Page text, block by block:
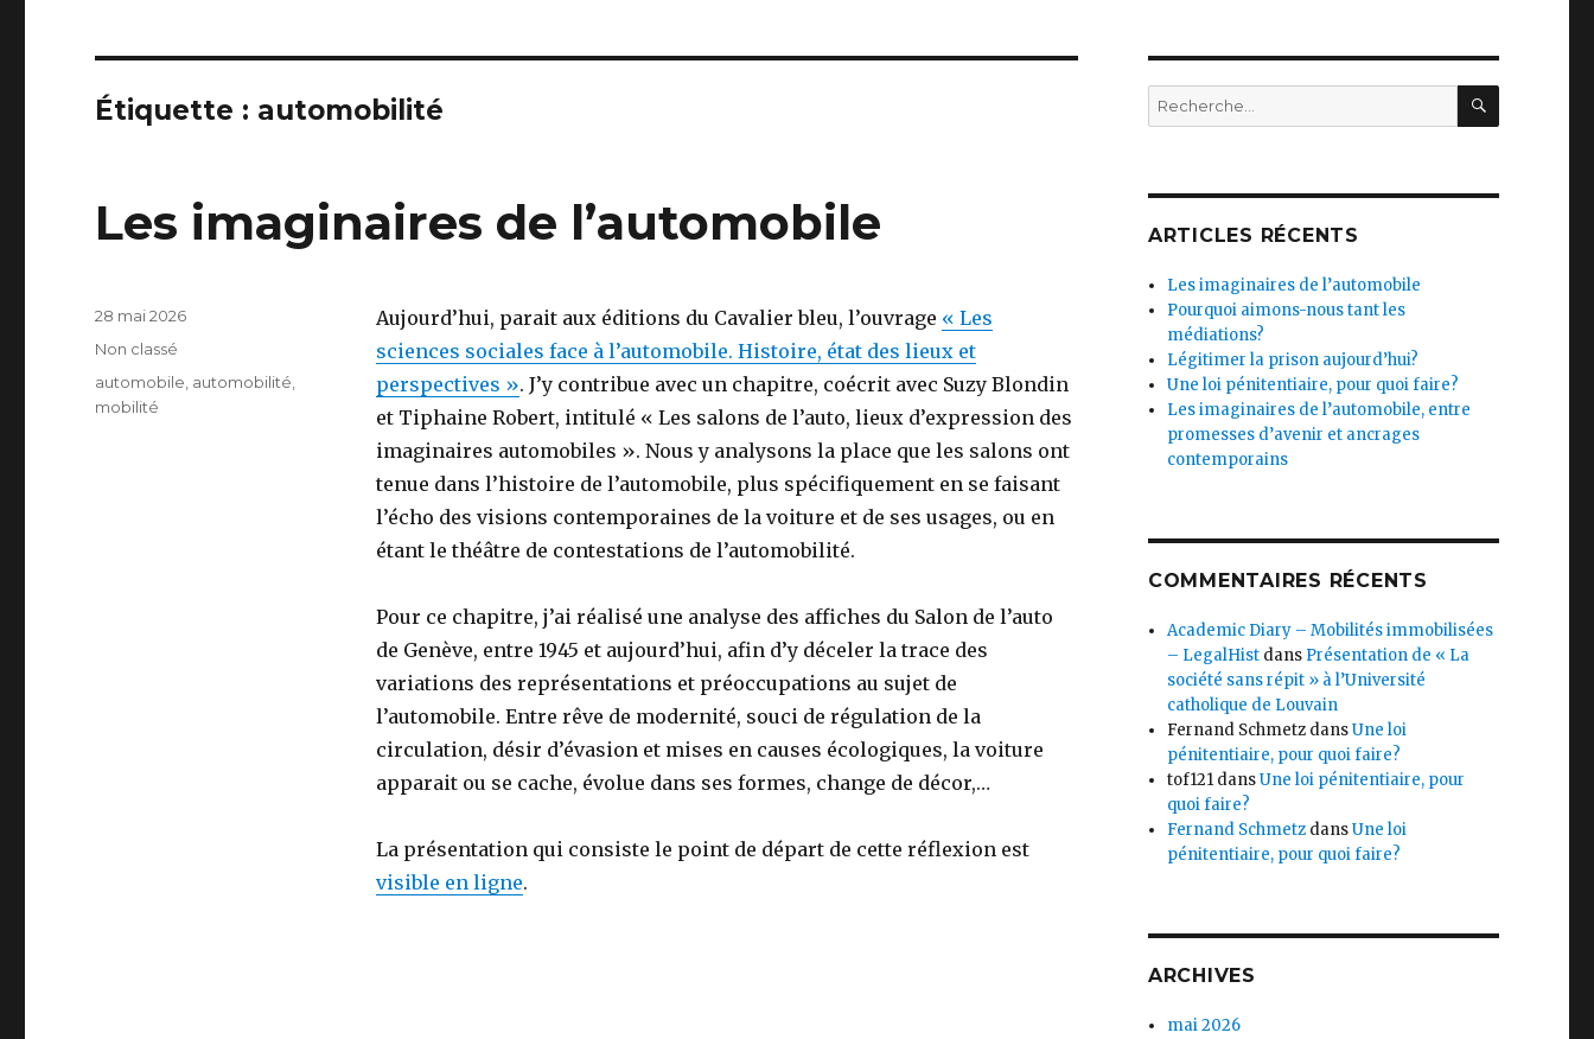
Étiquette : automobilité
Les imaginaires de l’automobile
Aujourd’hui, parait aux éditions du Cavalier bleu, l’ouvrage « Les
sciences sociales face à l’automobile. Histoire, état des lieux et
perspectives ». J’y contribue avec un chapitre, coécrit avec Suzy Blondin
et Tiphaine Robert, intitulé « Les salons de l’auto, lieux d’expression des
imaginaires automobiles ». Nous y analysons la place que les salons ont
tenue dans l’histoire de l’automobile, plus spécifiquement en se faisant
l’écho des visions contemporaines de la voiture et de ses usages, ou en
étant le théâtre de contestations de l’automobilité.
Pour ce chapitre, j’ai réalisé une analyse des affiches du Salon de l’auto
de Genève, entre 1945 et aujourd’hui, afin d’y déceler la trace des
variations des représentations et préoccupations au sujet de
l’automobile. Entre rêve de modernité, souci de régulation de la
circulation, désir d’évasion et mises en causes écologiques, la voiture
apparait ou se cache, évolue dans ses formes, change de décor,…
La présentation qui consiste le point de départ de cette réflexion est
visible en ligne.
Publié
le
28 mai 2026
Catégories
Non classé
Étiquettes
automobile automobilité
mobilité
Recherche
pour
ARTICLES RÉCENTS
Les imaginaires de l’automobile
Pourquoi aimons-nous tant les
médiations?
Légitimer la prison aujourd’hui?
Une loi pénitentiaire, pour quoi faire?
Les imaginaires de l’automobile, entre
promesses d’avenir et ancrages
contemporains
COMMENTAIRES RÉCENTS
Academic Diary – Mobilités immobilisées
– LegalHist dans Présentation de « La
société sans répit » à l’Université
catholique de Louvain
Fernand Schmetz dansUne loi
pénitentiaire, pour quoi faire?
tof121 dansUne loi pénitentiaire, pour
quoi faire?
Fernand Schmetz dansUne loi
pénitentiaire, pour quoi faire?
ARCHIVES
mai 2026